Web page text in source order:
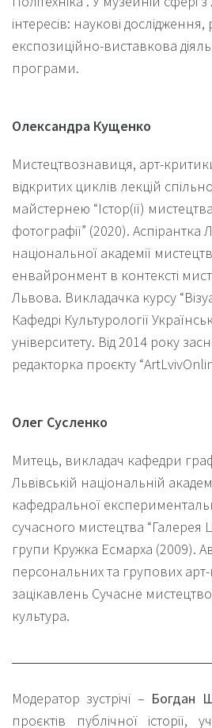
інтересів: наукові
експозиційно-виставкова
програми.
Олександра Кущенко
Мистецтвознавиця, арт-
відкритих циклів лекцій
майстернею “Істор(ії)
фотографії” (2020). Аспірантка
національної академії
енвайронмент в контексті
Львова. Викладачка курсу
Кафедрі Культурології
університету. Від 2014 року
редакторка проєкту
Олег Сусленко
Митець, викладач кафедри
Львівській національній
кафедральної
сучасного мистецтва “Галерея
групи Кружка Есмарха (2009).
персональних та групових арт-
зацікавлень Сучасне
культура.
Модератор зустрічі – Богдан
проєктів публічної історії,